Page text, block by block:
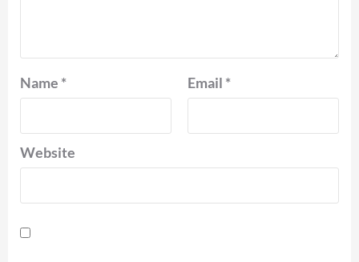
Name * Email *
Website